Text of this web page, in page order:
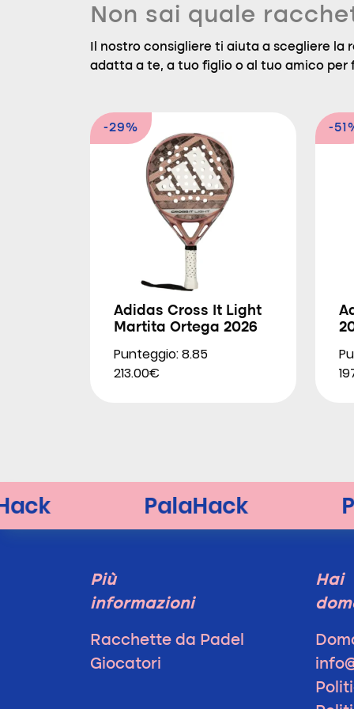
Non sai quale
Il nostro consigliere ti aiuta a scegliere la
adatta a te, a tuo figlio o al tuo amico per
-29%
Adidas Cross It Light
Martita Ortega 2026
Punteggio: 8.85
213.00€
-
Più
informazioni
Racchette da Padel
Giocatori
Hai